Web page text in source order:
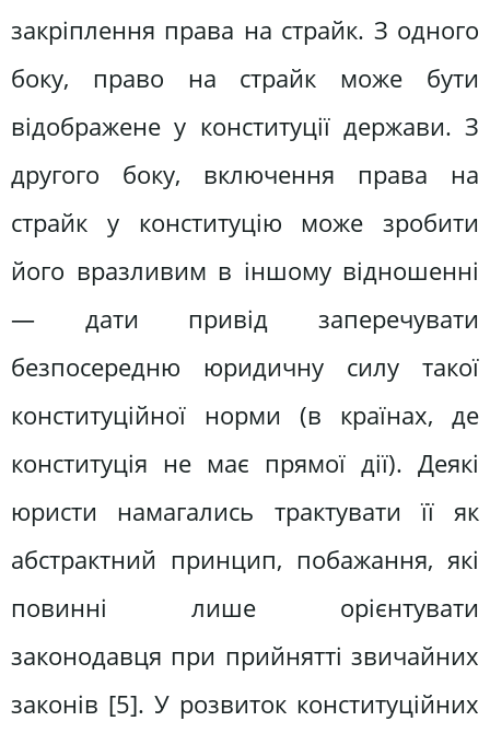
закріплення права на страйк. З одного
боку, право на страйк може бути
відображене у конституції держави. З
другого боку, включення права на
страйк у конституцію може зробити
його вразливим в іншому відношенні
— дати привід заперечувати
безпосередню юридичну силу такої
конституційної норми (в країнах, де
конституція не має прямої дії). Деякі
юристи намагались трактувати її як
абстрактний принцип, побажання, які
повинні лише орієнтувати
законодавця при прийнятті звичайних
законів [5]. У розвиток конституційних